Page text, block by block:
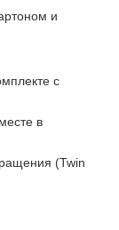
и
с
в
(Twin